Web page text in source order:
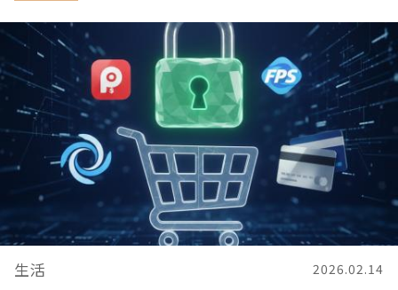
生活 2026.02.14